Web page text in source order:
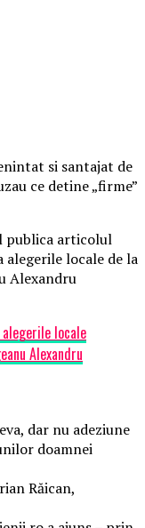
si santajat de
ce detine „firme”
publica articolul
locale de la
Alexandru
locale
Alexandru
dar nu adeziune
doamnei
Răican,